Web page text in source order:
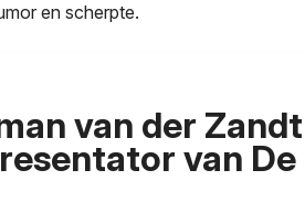
en scherpte.
van der
van